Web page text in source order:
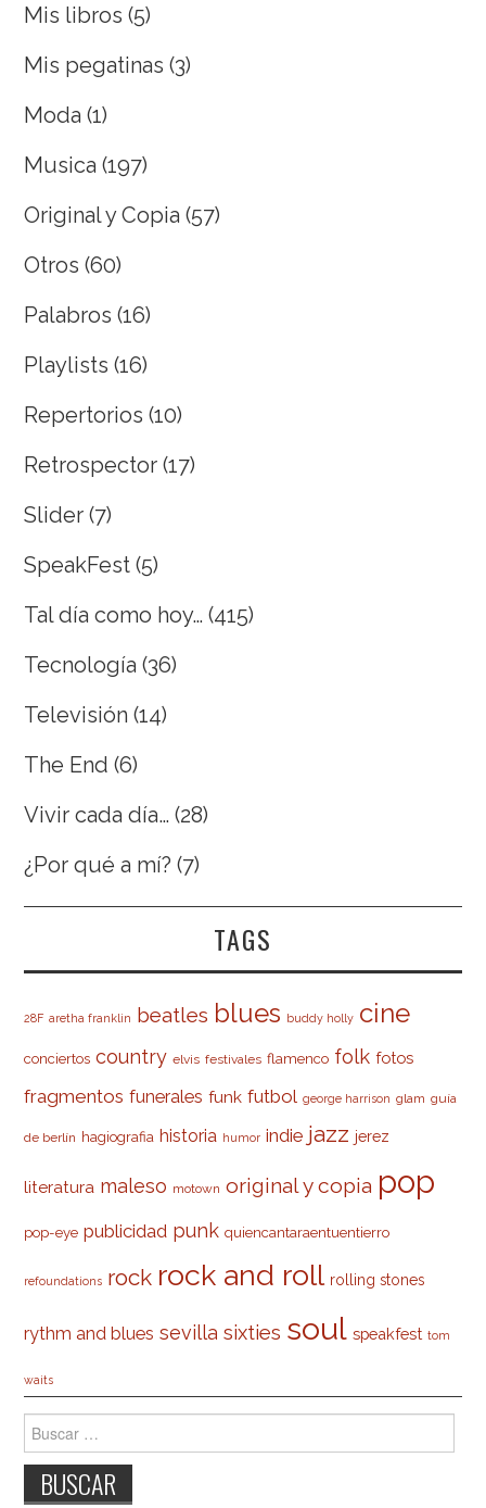
Mis libros (5)
Mis pegatinas (3)
Moda (1)
Musica (197)
Original y Copia (57)
Otros (60)
Palabros (16)
Playlists (16)
Repertorios (10)
Retrospector (17)
Slider (7)
SpeakFest (5)
Tal día como hoy… (415)
Tecnología (36)
Televisión (14)
The End (6)
Vivir cada día… (28)
¿Por qué a mí? (7)
TAGS
28F aretha franklin beatles blues buddy holly cine
conciertos country elvis festivales flamenco folk fotos
fragmentos funerales funk futbol george harrison glam guía
de berlín hagiografia historia humor indie jazz jerez
literatura maleso motown original y copia pop
pop-eye publicidad punk quiencantaraentuentierro
refoundations rock rock and roll rolling stones
rythm and blues sevilla sixties soul speakfest tom
waits
Buscar: